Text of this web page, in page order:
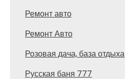
Ремонт авто
Ремонт Авто
Розовая дача, база отдыха
Русская баня 777